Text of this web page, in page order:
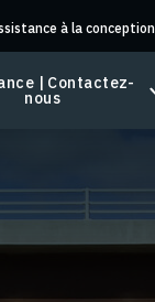
à la conception
| Contactez-
nous